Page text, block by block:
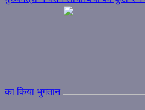
का किया भुगतान